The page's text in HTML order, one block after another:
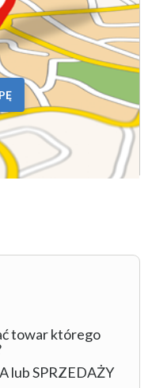
towar którego
lub SPRZEDAŻY